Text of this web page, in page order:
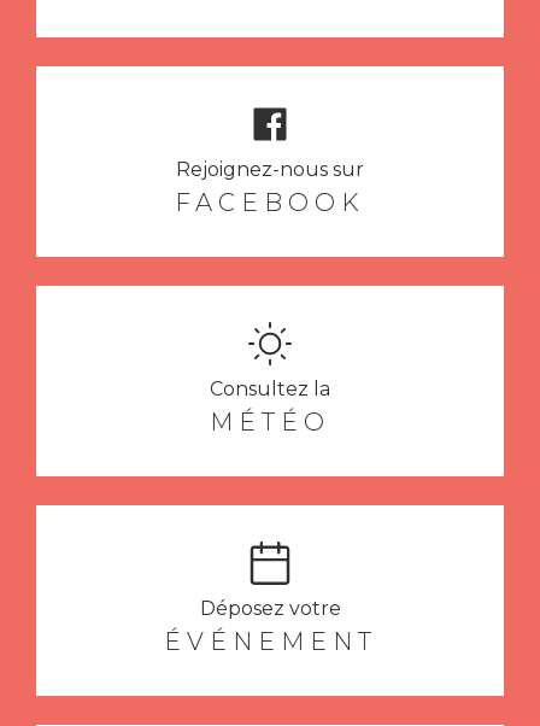
Rejoignez-nous sur
FACEBOOK
Consultez la
MÉTÉO
Déposez votre
ÉVÉNEMENT